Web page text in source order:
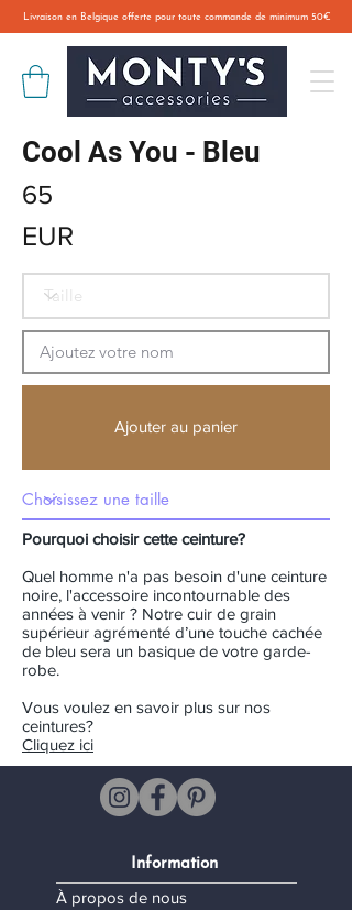
Livraison en Belgique offerte pour toute commande de minimum 50€
Cool As You - Bleu
65
EUR
Ajouter au panier
Pourquoi choisir cette ceinture?
Quel homme n'a pas besoin d'une ceinture
noire, l'accessoire incontournable des
années à venir ? Notre cuir de grain
supérieur agrémenté d’une touche cachée
de bleu sera un basique de votre garde-
robe.
Vous voulez en savoir plus sur nos
ceintures?
Cliquez ici
Information
À propos de nous